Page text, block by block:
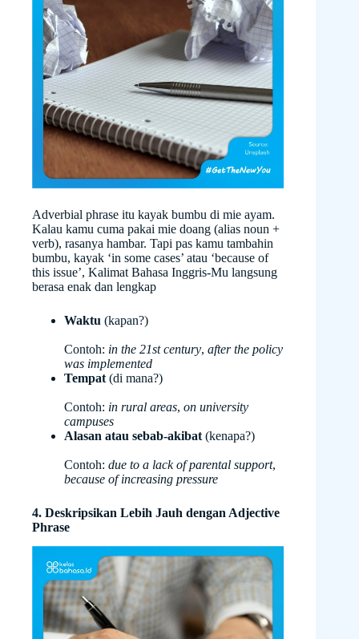
Adverbial phrase itu kayak bumbu di mie ayam.
Kalau kamu cuma pakai mie doang (alias noun +
verb), rasanya hambar. Tapi pas kamu tambahin
bumbu, kayak ‘in some cases’ atau ‘because of
this issue’, Kalimat Bahasa Inggris-Mu langsung
berasa enak dan lengkap
Waktu (kapan?)
Contoh: in the 21st century, after the policy
was implemented
Tempat (di mana?)
Contoh: in rural areas, on university
campuses
Alasan atau sebab-akibat (kenapa?)
Contoh: due to a lack of parental support,
because of increasing pressure
4. Deskripsikan Lebih Jauh dengan Adjective
Phrase